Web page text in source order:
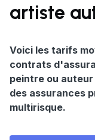
artiste
Voici les tarifs
contrats
peintre ou
des assurances
multirisque.